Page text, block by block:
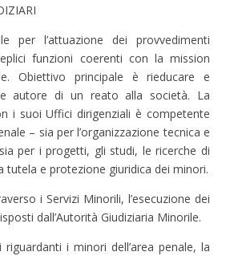
per l’attuazione dei provvedimenti
funzioni coerenti con la mission
Obiettivo principale è rieducare e
autore di un reato alla società. La
i suoi Uffici dirigenziali è competente
– sia per l’organizzazione tecnica e
per i progetti, gli studi, le ricerche di
tutela e protezione giuridica dei minori.
i Servizi Minorili, l’esecuzione dei
dall’Autorità Giudiziaria Minorile.
i minori dell’area penale, la